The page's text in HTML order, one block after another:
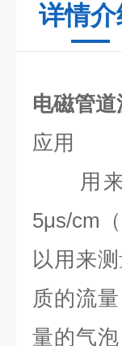
详情介
电磁管
应用
用来
5μs/cm
以用来
质的流
量的气